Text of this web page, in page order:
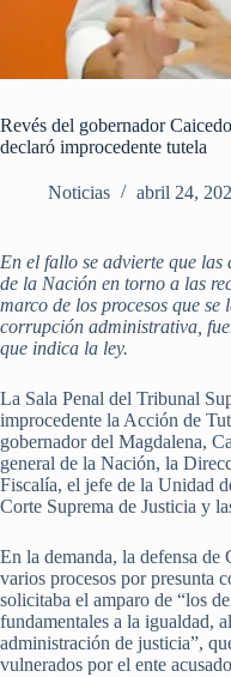
Revés del gobernador
declaró improcedente tutela
Noticias abril 24,
En el fallo se advierte que
de la Nación en torno a las
marco de los procesos que se
corrupción administrativa,
que indica la ley.
La Sala Penal del Tribunal
improcedente la Acción de
gobernador del Magdalena,
general de la Nación, la
Fiscalía, el jefe de la Unidad
Corte Suprema de Justicia y
En la demanda, la defensa de
varios procesos por presunta
solicitaba el amparo de “los
fundamentales a la igualdad,
administración de justicia”,
vulnerados por el ente